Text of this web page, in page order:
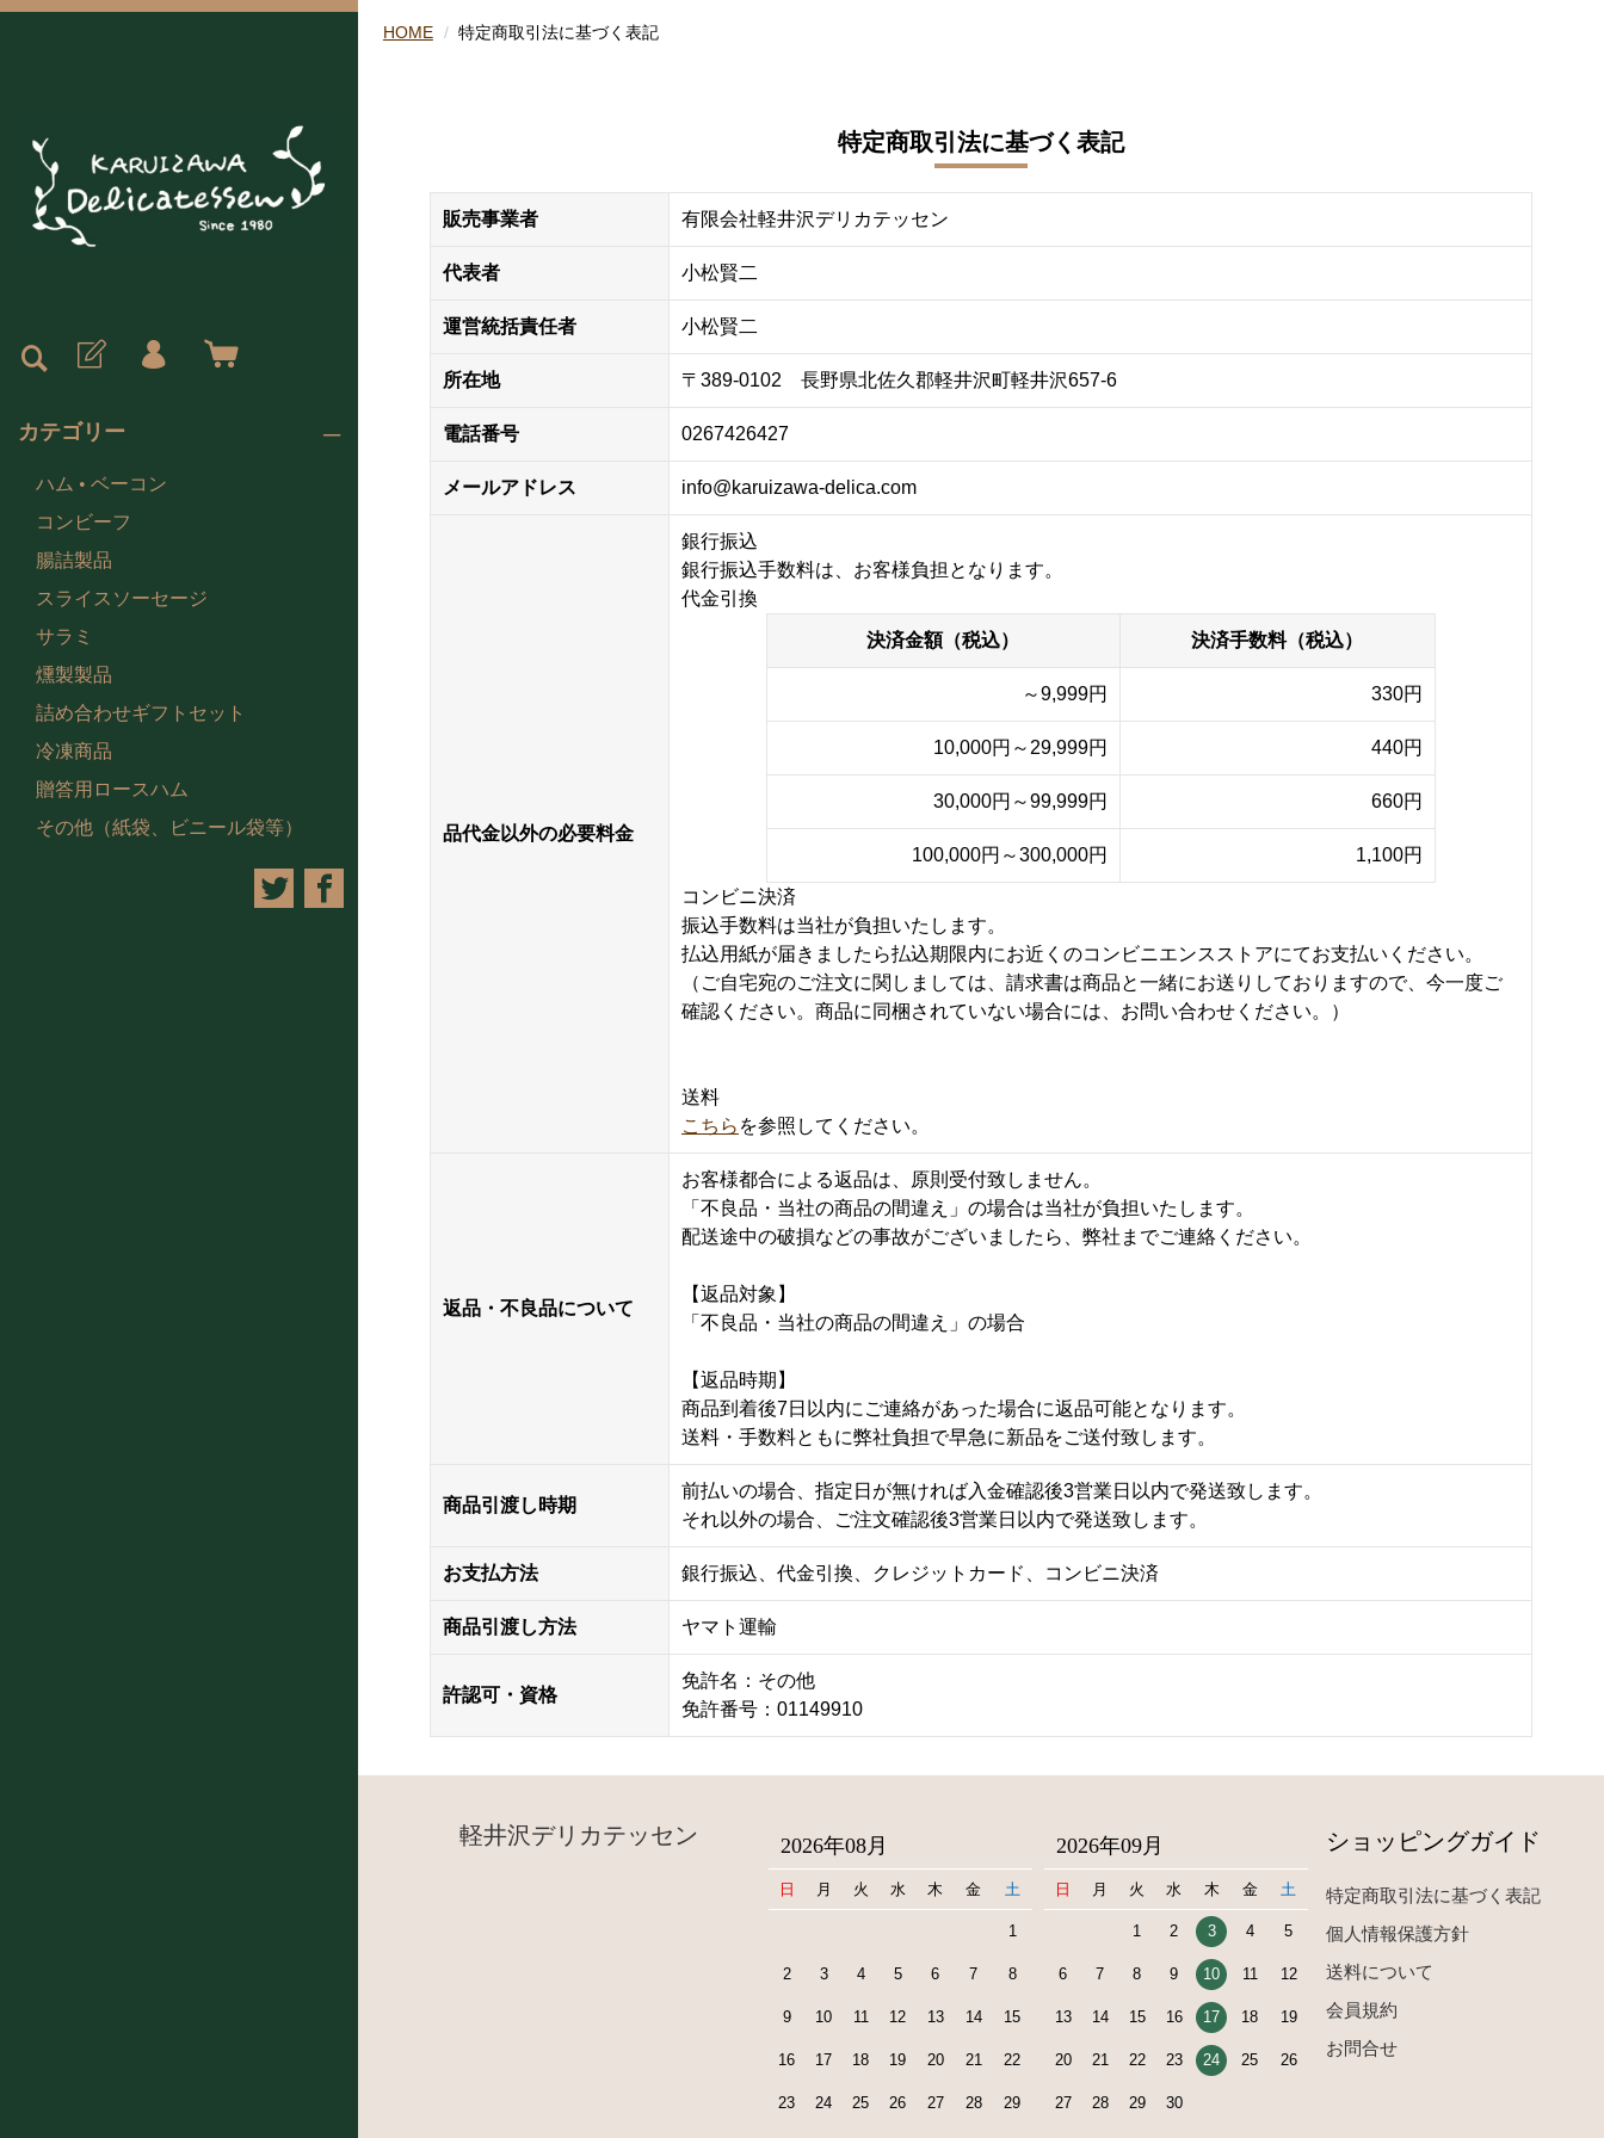
カテゴリー
ハム • ベーコン
コンビーフ
腸詰製品
スライスソーセージ
サラミ
燻製製品
詰め合わせギフトセット
冷凍商品
贈答用ロースハム
その他（紙袋、ビニール袋等）
HOME 特定商取引法に基づく表記
特定商取引法に基づく表記
販売事業者 有限会社軽井沢デリカテッセン
代表者 小松賢二
運営統括責任者 小松賢二
所在地 〒389-0102 長野県北佐久郡軽井沢町軽井沢657-6
電話番号 0267426427
メールアドレス info@karuizawa-delica.com
品代金以外の必要料金
銀行振込
銀行振込手数料は、お客様負担となります。
代金引換
決済金額（税込） 決済手数料（税込）
～9,999円 330円
10,000円～29,999円 440円
30,000円～99,999円 660円
100,000円～300,000円 1,100円
コンビニ決済
振込手数料は当社が負担いたします。
払込用紙が届きましたら払込期限内にお近くのコンビニエンスストアにてお支払いください。
（ご自宅宛のご注文に関しましては、請求書は商品と一緒にお送りしておりますので、今一度ご
確認ください。商品に同梱されていない場合には、お問い合わせください。）
送料
こちら を参照してください。
返品・不良品について
お客様都合による返品は、原則受付致しません。
「不良品・当社の商品の間違え」の場合は当社が負担いたします。
配送途中の破損などの事故がございましたら、弊社までご連絡ください。
【返品対象】
「不良品・当社の商品の間違え」の場合
【返品時期】
商品到着後7日以内にご連絡があった場合に返品可能となります。
送料・手数料ともに弊社負担で早急に新品をご送付致します。
商品引渡し時期
前払いの場合、指定日が無ければ入金確認後3営業日以内で発送致します。
それ以外の場合、ご注文確認後3営業日以内で発送致します。
お支払方法 銀行振込、代金引換、クレジットカード、コンビニ決済
商品引渡し方法 ヤマト運輸
許認可・資格
免許名：その他
免許番号：01149910
軽井沢デリカテッセン 2026年08月
日 月 火 水 木 金 土
1
2 3 4 5 6 7 8
9 10 11 12 13 14 15
16 17 18 19 20 21 22
23 24 25 26 27 28 29
2026年09月
日 月 火 水 木 金 土
1 2 3 4 5
6 7 8 9 10 11 12
13 14 15 16 17 18 19
20 21 22 23 24 25 26
27 28 29 30
ショッピングガイド
特定商取引法に基づく表記
個人情報保護方針
送料について
会員規約
お問合せ